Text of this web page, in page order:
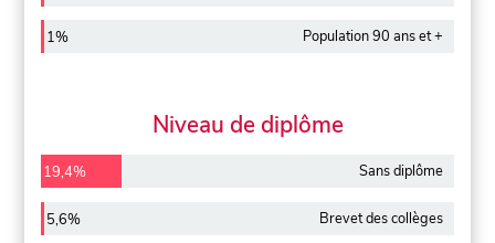
1% Population 90 ans et +
Niveau de diplôme
19,4% Sans diplôme
5,6% Brevet des collèges